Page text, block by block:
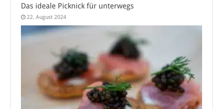
Das ideale Picknick für unterwegs
22. August 2024